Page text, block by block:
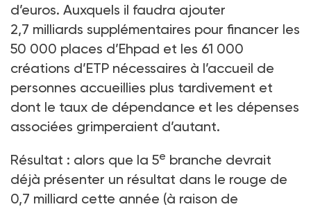
d’euros. Auxquels il faudra ajouter
2,7 milliards supplémentaires pour financer les
50 000 places d’Ehpad et les 61 000
créations d’ETP nécessaires à l’accueil de
personnes accueillies plus tardivement et
dont le taux de dépendance et les dépenses
associées grimperaient d’autant.
Résultat : alors que la 5e branche devrait
déjà présenter un résultat dans le rouge de
0,7 milliard cette année (à raison de